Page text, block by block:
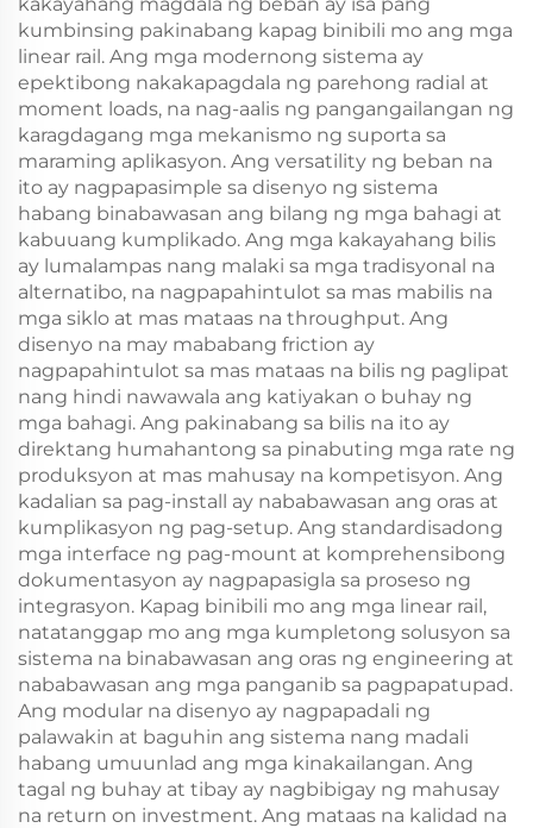
kumbinsing pakinabang kapag binibili mo ang mga
linear rail. Ang mga modernong sistema ay
epektibong nakakapagdala ng parehong radial at
moment loads, na nag-aalis ng pangangailangan ng
karagdagang mga mekanismo ng suporta sa
maraming aplikasyon. Ang versatility ng beban na
ito ay nagpapasimple sa disenyo ng sistema
habang binabawasan ang bilang ng mga bahagi at
kabuuang kumplikado. Ang mga kakayahang bilis
ay lumalampas nang malaki sa mga tradisyonal na
alternatibo, na nagpapahintulot sa mas mabilis na
mga siklo at mas mataas na throughput. Ang
disenyo na may mababang friction ay
nagpapahintulot sa mas mataas na bilis ng paglipat
nang hindi nawawala ang katiyakan o buhay ng
mga bahagi. Ang pakinabang sa bilis na ito ay
direktang humahantong sa pinabuting mga rate ng
produksyon at mas mahusay na kompetisyon. Ang
kadalian sa pag-install ay nababawasan ang oras at
kumplikasyon ng pag-setup. Ang standardisadong
mga interface ng pag-mount at komprehensibong
dokumentasyon ay nagpapasigla sa proseso ng
integrasyon. Kapag binibili mo ang mga linear rail,
natatanggap mo ang mga kumpletong solusyon sa
sistema na binabawasan ang oras ng engineering at
nababawasan ang mga panganib sa pagpapatupad.
Ang modular na disenyo ay nagpapadali ng
palawakin at baguhin ang sistema nang madali
habang umuunlad ang mga kinakailangan. Ang
tagal ng buhay at tibay ay nagbibigay ng mahusay
na return on investment. Ang mataas na kalidad na